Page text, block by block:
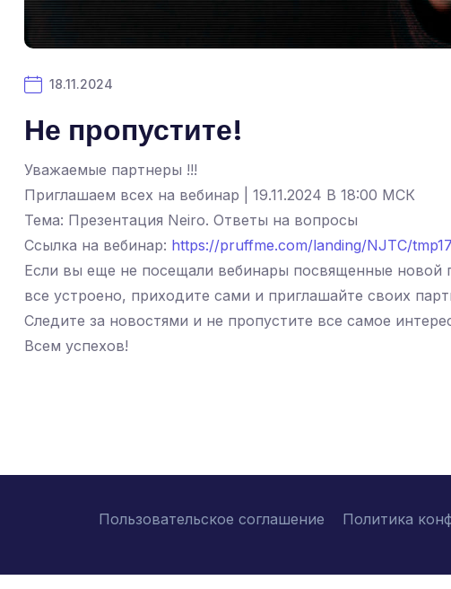
18.11.2024
Не пропустите!
Уважаемые партнеры !!!
Приглашаем всех на вебинар | 19.11.2024 В 18:00 МСК
Тема: Презентация Neiro. Ответы на вопросы
Ссылка на вебинар: https://pruffme.com/landing/NJTC/
Если вы еще не посещали вебинары посвященные новой
все устроено, приходите сами и приглашайте своих
Следите за новостями и не пропустите все самое
Всем успехов!
Пользовательское соглашение Политика